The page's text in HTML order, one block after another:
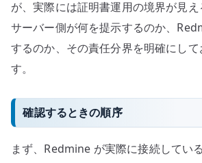
が、実際には証明書運用の境界が見
サーバー側が何を提示するのか、
するのか、その責任分界を明確にして
す。
確認するときの順序
まず、Redmine が実際に接続してい